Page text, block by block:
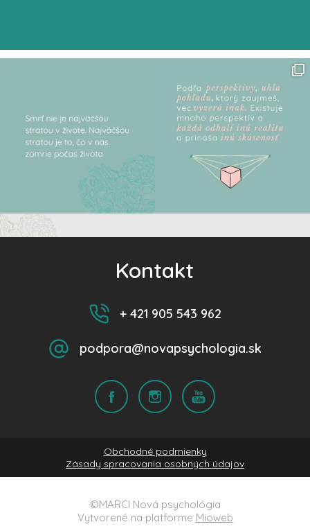
Kontakt
+ 421 905 543 962
podpora@novapsychologia.sk
Obchodné podmienky
Zásady spracovania osobných údajov
©MARCI Nová psychológia
Vytvorené na platforme Mioweb